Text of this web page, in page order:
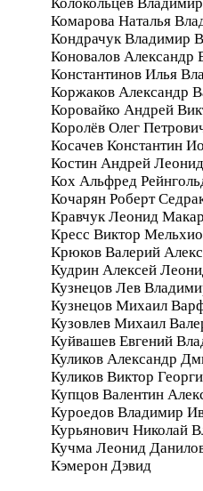
Комарова Наталья
Кондрачук Владимир
Коновалов Александр
Константинов Илья
Коржаков Александр
Коровайко Андрей
Королёв Олег
Косачев Константин
Костин Андрей
Кох Альфред
Кочарян Роберт
Кравчук Леонид
Кресс Виктор
Крюков Валерий
Кудрин Алексей
Кузнецов Лев
Кузнецов Михаил
Кузовлев Михаил
Куйвашев Евгений
Куликов Александр
Куликов Виктор
Купцов Валентин
Куроедов Владимир
Курьянович Николай
Кучма Леонид
Кэмерон Дэвид